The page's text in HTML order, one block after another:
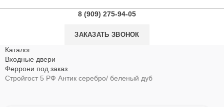
8 (909) 275-94-05
ЗАКАЗАТЬ ЗВОНОК
Каталог
Входные двери
Феррони под заказ
Стройгост 5 РФ Антик серебро/ беленый дуб